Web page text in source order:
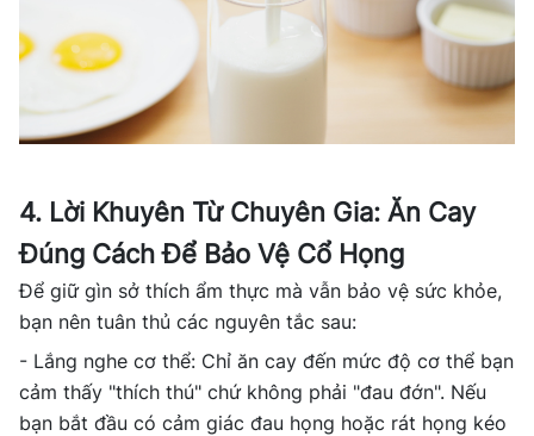
4. Lời Khuyên Từ Chuyên Gia: Ăn Cay
Đúng Cách Để Bảo Vệ Cổ Họng
Để giữ gìn sở thích ẩm thực mà vẫn bảo vệ sức khỏe,
bạn nên tuân thủ các nguyên tắc sau:
- Lắng nghe cơ thể: Chỉ ăn cay đến mức độ cơ thể bạn
cảm thấy "thích thú" chứ không phải "đau đớn". Nếu
bạn bắt đầu có cảm giác đau họng hoặc rát họng kéo